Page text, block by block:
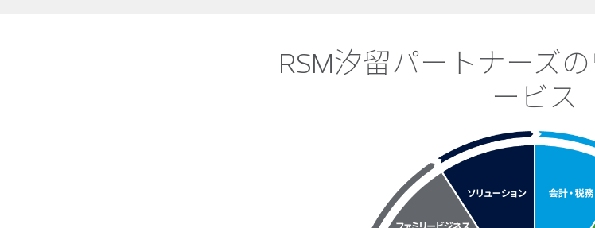
RSM汐留パートナーズ
ービス